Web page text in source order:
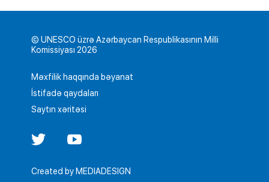
© UNESCO üzrə Azərbaycan Respublikasının Milli
Komissiyası 2026
Məxfilik haqqında bəyanat
İstifadə qaydaları
Saytın xəritəsi
Created by MEDIADESIGN